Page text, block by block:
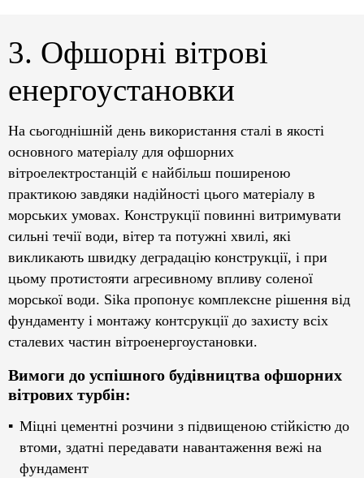
3. Офшорні вітрові
енергоустановки
На сьогоднішній день використання сталі в якості
основного матеріалу для офшорних
вітроелектростанцій є найбільш поширеною
практикою завдяки надійності цього матеріалу в
морських умовах. Конструкції повинні витримувати
сильні течії води, вітер та потужні хвилі, які
викликають швидку деградацію конструкції, і при
цьому протистояти агресивному впливу соленої
морської води. Sika пропонує комплексне рішення від
фундаменту і монтажу контсрукції до захисту всіх
сталевих частин вітроенергоустановки.
Вимоги до успішного будівництва офшорних
вітрових турбін:
Міцні цементні розчини з підвищеною стійкістю до
втоми, здатні передавати навантаження вежі на
фундамент